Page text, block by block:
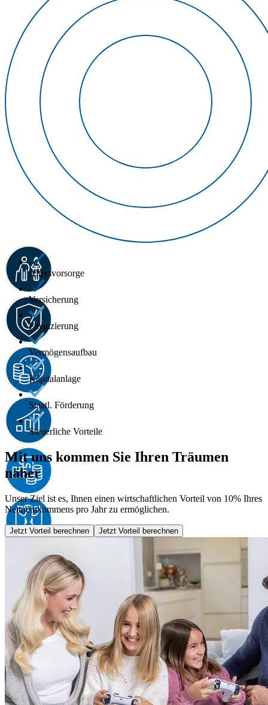
Altersvorsorge
Versicherung
Finanzierung
Vermögensaufbau
Kapitalanlage
Staatl. Förderung
Steuerliche Vorteile
Mit uns kommen Sie Ihren Träumen
näher
Unser Ziel ist es, Ihnen einen wirtschaftlichen Vorteil von 10% Ihres
Nettoeinkommens pro Jahr zu ermöglichen.
Jetzt Vorteil berechnen Jetzt Vorteil berechnen